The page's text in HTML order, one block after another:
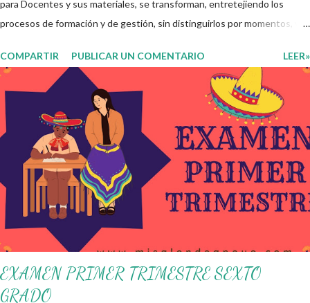
para Docentes y sus materiales, se transforman, entretejiendo los
procesos de formación y de gestión, sin distinguirlos por momentos, y
genérico y no está diferenciado por niveles educativos. Desde la
flexibilidad en la que se concibe el CTE y en correspondencia con la
Nueva Escuela Mexicana, se propone que el colectivo docente tome
decisiones sobre su organización, la gestión del tiempo acorde a las
necesidades de la escuela y las acciones que decidan emprender para
apropiarse y resignificar el Plan de Estudio dentro y fuera de este
espacio. En esta Primera Sesión Ordinaria se les invita a que
reflexionen y acuerden posibles acciones a realizar colaborativamente
en la escuela y con la comunidad, a fin de atender las problemáticas
identificadas. Compañeros docentes en est...
COMPARTIR PUBLICAR UN COMENTARIO LEER»
EXAMEN PRIMER TRIMESTRE SEXTO
GRADO